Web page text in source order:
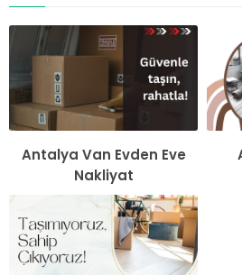
Antalya Van Evden Eve
Nakliyat